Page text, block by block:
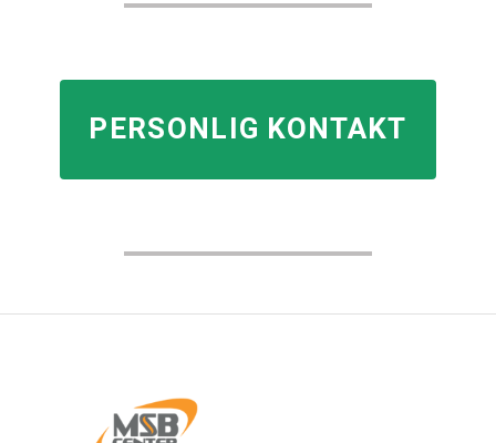
PERSONLIG KONTAKT